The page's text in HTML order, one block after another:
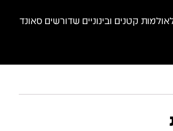
קטנים ובינוניים שדורשים סאונד